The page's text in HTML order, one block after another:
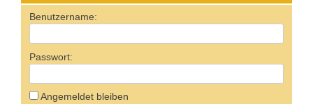
Benutzername:
Passwort:
Angemeldet bleiben